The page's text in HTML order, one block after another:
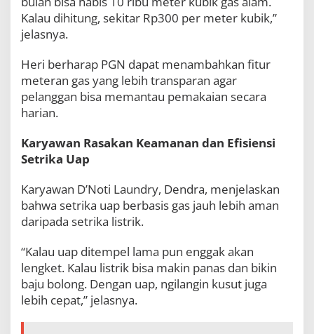
Kalau dihitung, sekitar Rp300 per meter kubik,”
jelasnya.
Heri berharap PGN dapat menambahkan fitur
meteran gas yang lebih transparan agar
pelanggan bisa memantau pemakaian secara
harian.
Karyawan Rasakan Keamanan dan Efisiensi
Setrika Uap
Karyawan D’Noti Laundry, Dendra, menjelaskan
bahwa setrika uap berbasis gas jauh lebih aman
daripada setrika listrik.
“Kalau uap ditempel lama pun enggak akan
lengket. Kalau listrik bisa makin panas dan bikin
baju bolong. Dengan uap, ngilangin kusut juga
lebih cepat,” jelasnya.